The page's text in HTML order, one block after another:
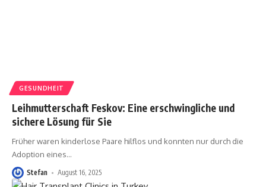
GESUNDHEIT
Leihmutterschaft Feskov: Eine erschwingliche und
sichere Lösung für Sie
Früher waren kinderlose Paare hilflos und konnten nur durch die
Adoption eines…
Stefan August 16, 2025